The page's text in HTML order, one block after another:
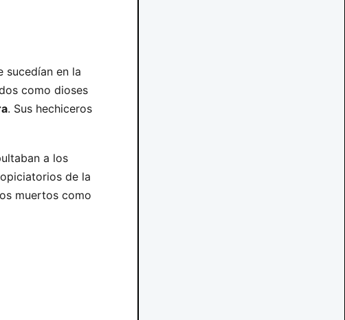
sucedían en la
como dioses
. Sus hechiceros
a los
de la
muertos como